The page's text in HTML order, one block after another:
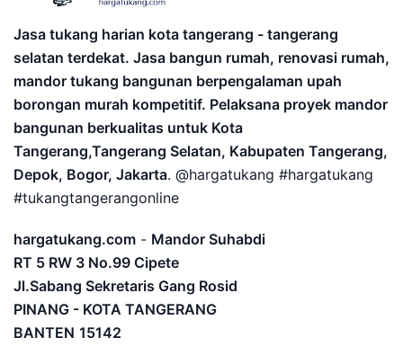
Jasa tukang harian kota tangerang - tangerang
selatan terdekat. Jasa bangun rumah, renovasi rumah,
mandor tukang bangunan berpengalaman upah
borongan murah kompetitif. Pelaksana proyek mandor
bangunan berkualitas untuk Kota
Tangerang,Tangerang Selatan, Kabupaten Tangerang,
Depok, Bogor, Jakarta. @hargatukang #hargatukang
#tukangtangerangonline
hargatukang.com - Mandor Suhabdi
RT 5 RW 3 No.99 Cipete
Jl.Sabang Sekretaris Gang Rosid
PINANG - KOTA TANGERANG
BANTEN 15142